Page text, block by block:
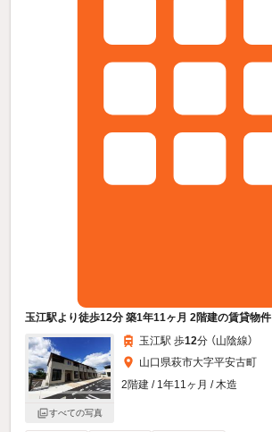
玉江駅より徒歩12分 築1年11ヶ月 2階建の賃貸物件
すべての写真
玉江駅 歩12分 （山陰線）
山口県萩市大字平安古町
2階建 / 1年11ヶ月 / 木造